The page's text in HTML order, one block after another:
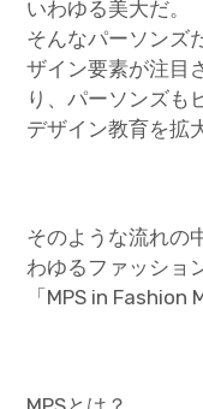
いわゆる美大だ。
そんなパーソンズ
ザイン要素が注目
り、パーソンズも
デザイン教育を拡
そのような流れの
わゆるファッショ
「MPS in Fashion